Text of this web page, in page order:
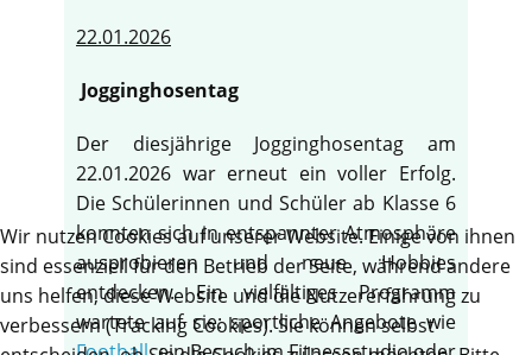
22.01.2026
Jogginghosentag
Der diesjährige Jogginghosentag am
22.01.2026 war erneut ein voller Erfolg.
Die Schülerinnen und Schüler ab Klasse 6
konnten sich in entspannter Atmosphäre
ausprobieren und neue Hobbies
entdecken. Ein vielfältiges Programm
wartete auf sie: sportliche Angebote wie
Wir nutzen Cookies auf unserer Website. Einige von ihnen
sind essenziell für den Betrieb der Seite, während andere
uns helfen, diese Website und die Nutzererfahrung zu
verbessern (Tracking Cookies). Sie können selbst